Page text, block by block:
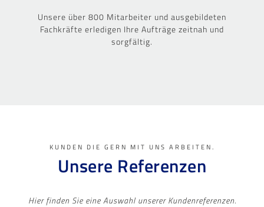
Unsere über 800 Mitarbeiter und ausgebildeten
Fachkräfte erledigen Ihre Aufträge zeitnah und
sorgfältig.
KUNDEN DIE GERN MIT UNS ARBEITEN.
Unsere Referenzen
Hier finden Sie eine Auswahl unserer Kundenreferenzen.